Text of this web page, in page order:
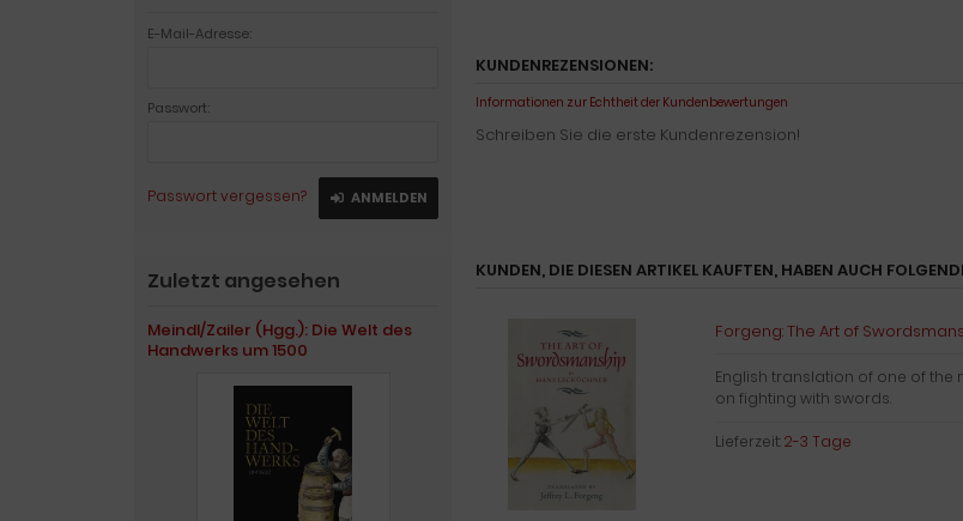
KUNDENREZENSIONEN:
Informationen zur Echtheit der Kundenbewertungen
Schreiben Sie die erste Kundenrezension!
KUNDEN, DIE DIESEN ARTIKEL KAUFTEN, HABEN AUCH
Forgeng: The Art of
English translation of one of
on fighting with swords.
Lieferzeit:2-3 Tage
E-Mail-Adresse:
Passwort:
Passwort vergessen? ANMELDEN
Zuletzt angesehen
Meindl/Zailer (Hgg.): Die Welt des
Handwerks um 1500